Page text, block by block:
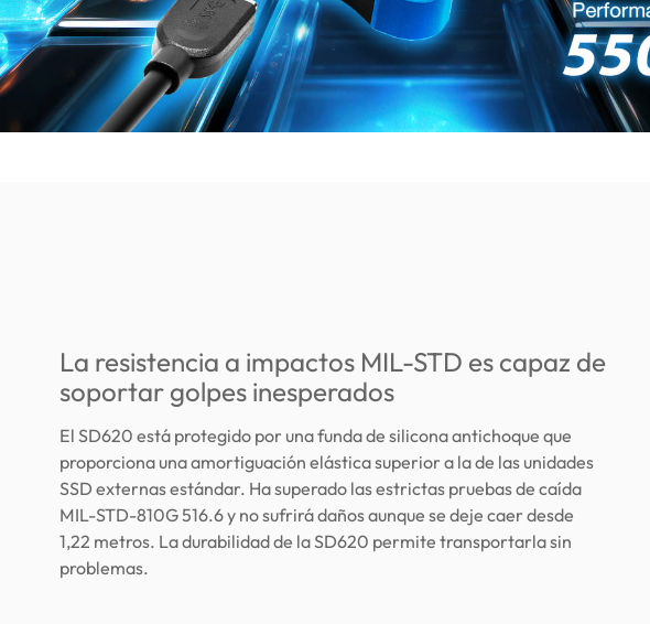
La resistencia a impactos MIL-STD es capaz de
soportar golpes inesperados
El SD620 está protegido por una funda de silicona antichoque que
proporciona una amortiguación elástica superior a la de las unidades
SSD externas estándar. Ha superado las estrictas pruebas de caída
MIL-STD-810G 516.6 y no sufrirá daños aunque se deje caer desde
1,22 metros. La durabilidad de la SD620 permite transportarla sin
problemas.